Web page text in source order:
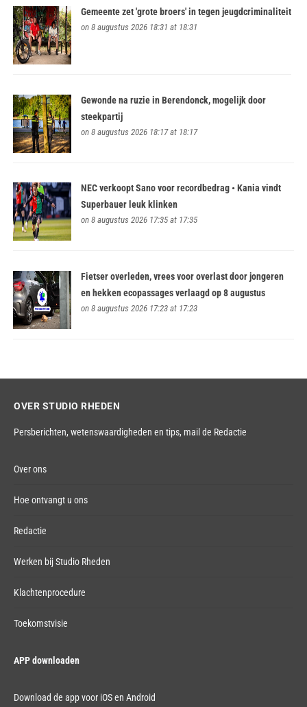
Gemeente zet 'grote broers' in tegen jeugdcriminaliteit
on 8 augustus 2026 18:31 at 18:31
Gewonde na ruzie in Berendonck, mogelijk door
steekpartij
on 8 augustus 2026 18:17 at 18:17
NEC verkoopt Sano voor recordbedrag • Kania vindt
Superbauer leuk klinken
on 8 augustus 2026 17:35 at 17:35
Fietser overleden, vrees voor overlast door jongeren
en hekken ecopassages verlaagd op 8 augustus
on 8 augustus 2026 17:23 at 17:23
OVER STUDIO RHEDEN
Persberichten, wetenswaardigheden en tips, mail de Redactie
Over ons
Hoe ontvangt u ons
Redactie
Werken bij Studio Rheden
Klachtenprocedure
Toekomstvisie
APP downloaden
Download de app voor iOS en Android